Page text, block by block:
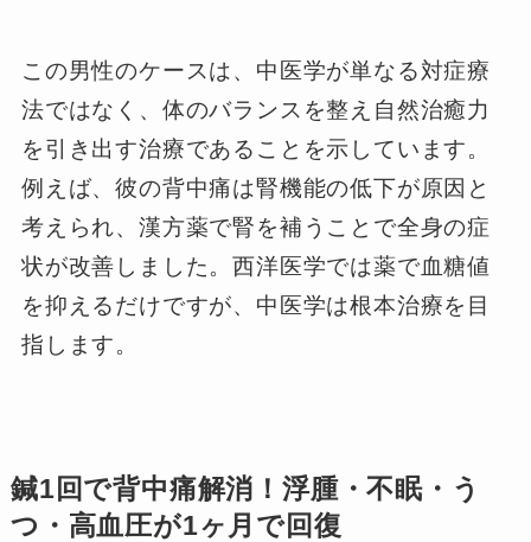
この男性のケースは、中医学が単なる対症療
法ではなく、体のバランスを整え自然治癒力
を引き出す治療であることを示しています。
例えば、彼の背中痛は腎機能の低下が原因と
考えられ、漢方薬で腎を補うことで全身の症
状が改善しました。西洋医学では薬で血糖値
を抑えるだけですが、中医学は根本治療を目
指します。
鍼1回で背中痛解消！浮腫・不眠・う
つ・高血圧が1ヶ月で回復